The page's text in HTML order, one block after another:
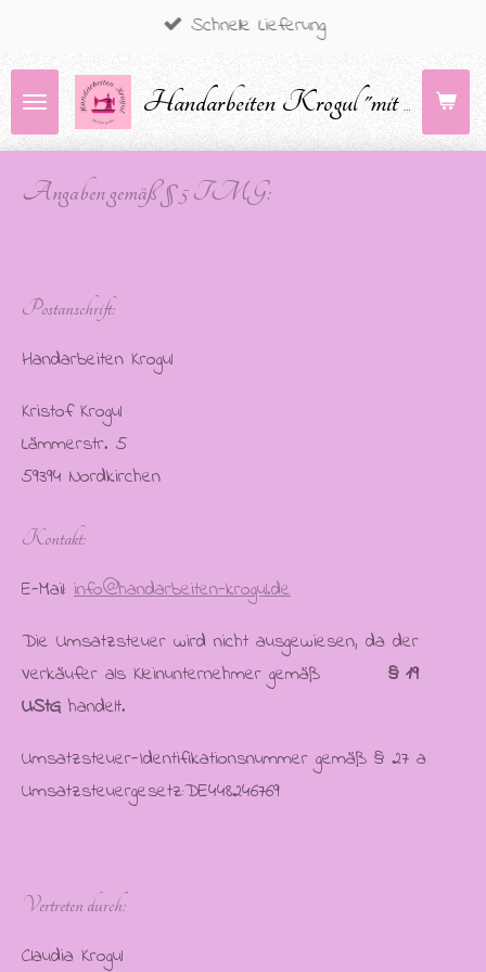
springen
Handarbeiten Krogul "mit Liebe genäht - Dickydackel"
Schnelle Lieferung
Angaben gemäß § 5 TMG:
Postanschrift:
Handarbeiten Krogul
Kristof Krogul
Lämmerstr. 5
59394 Nordkirchen
Kontakt:
E-Mail: info@handarbeiten-krogul.de
Die Umsatzsteuer wird nicht ausgewiesen, da der
Verkäufer als Kleinunternehmer gemäß § 19
UStGhandelt.
Umsatzsteuer-Identifikationsnummer gemäß § 27 a
Umsatzsteuergesetz:DE448246769
Vertreten durch:
Claudia Krogul